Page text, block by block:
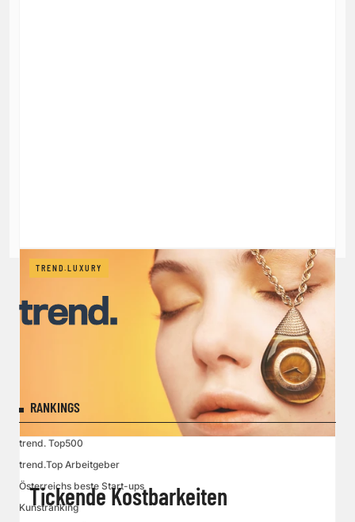
TREND.LUXURY
Tickende Kostbarkeiten
RANKINGS
trend. Top500
trend.Top Arbeitgeber
Österreichs beste Start-ups
Kunstranking